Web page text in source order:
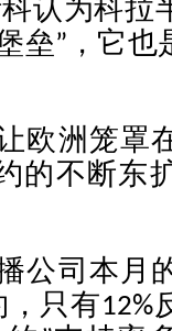
认为科拉
垒”，它也
欧洲笼罩
的不断东
公司本月
只有12%